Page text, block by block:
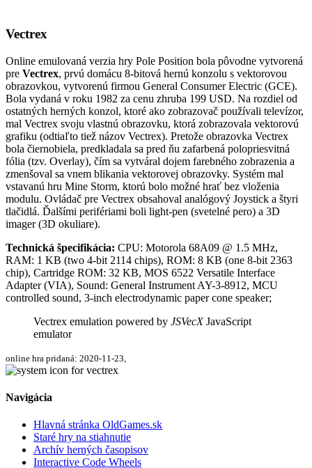
Vectrex
Online emulovaná verzia hry Pole Position bola pôvodne vytvorená
pre Vectrex, prvú domácu 8-bitová hernú konzolu s vektorovou
obrazovkou, vytvorenú firmou General Consumer Electric (GCE).
Bola vydaná v roku 1982 za cenu zhruba 199 USD. Na rozdiel od
ostatných herných konzol, ktoré ako zobrazovač používali televízor,
mal Vectrex svoju vlastnú obrazovku, ktorá zobrazovala vektorovú
grafiku (odtiaľto tiež názov Vectrex). Pretože obrazovka Vectrex
bola čiernobiela, predkladala sa pred ňu zafarbená polopriesvitná
fólia (tzv. Overlay), čím sa vytváral dojem farebného zobrazenia a
zmenšoval sa vnem blikania vektorovej obrazovky. Systém mal
vstavanú hru Mine Storm, ktorú bolo možné hrať bez vloženia
modulu. Ovládač pre Vectrex obsahoval analógový Joystick a štyri
tlačidlá. Ďalšími perifériami boli light-pen (svetelné pero) a 3D
imager (3D okuliare).
Technická špecifikácia: CPU: Motorola 68A09 @ 1.5 MHz,
RAM: 1 KB (two 4-bit 2114 chips), ROM: 8 KB (one 8-bit 2363
chip), Cartridge ROM: 32 KB, MOS 6522 Versatile Interface
Adapter (VIA), Sound: General Instrument AY-3-8912, MCU
controlled sound, 3-inch electrodynamic paper cone speaker;
Vectrex emulation powered by JSVecXJavaScript
emulator
online hra pridaná: 2020-11-23,
Navigácia
Hlavná stránka OldGames.sk
Staré hry na stiahnutie
Archív herných časopisov
Interactive Code Wheels